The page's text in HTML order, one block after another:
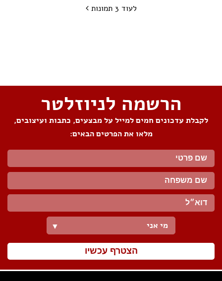
לעוד 3 תמונות
הרשמה לניוזלטר
לקבלת עדכונים חמים למייל על מבצעים, כתבות ועיצובים,
מלאו את הפרטים הבאים:
מי אני ▼
הצטרף עכשיו